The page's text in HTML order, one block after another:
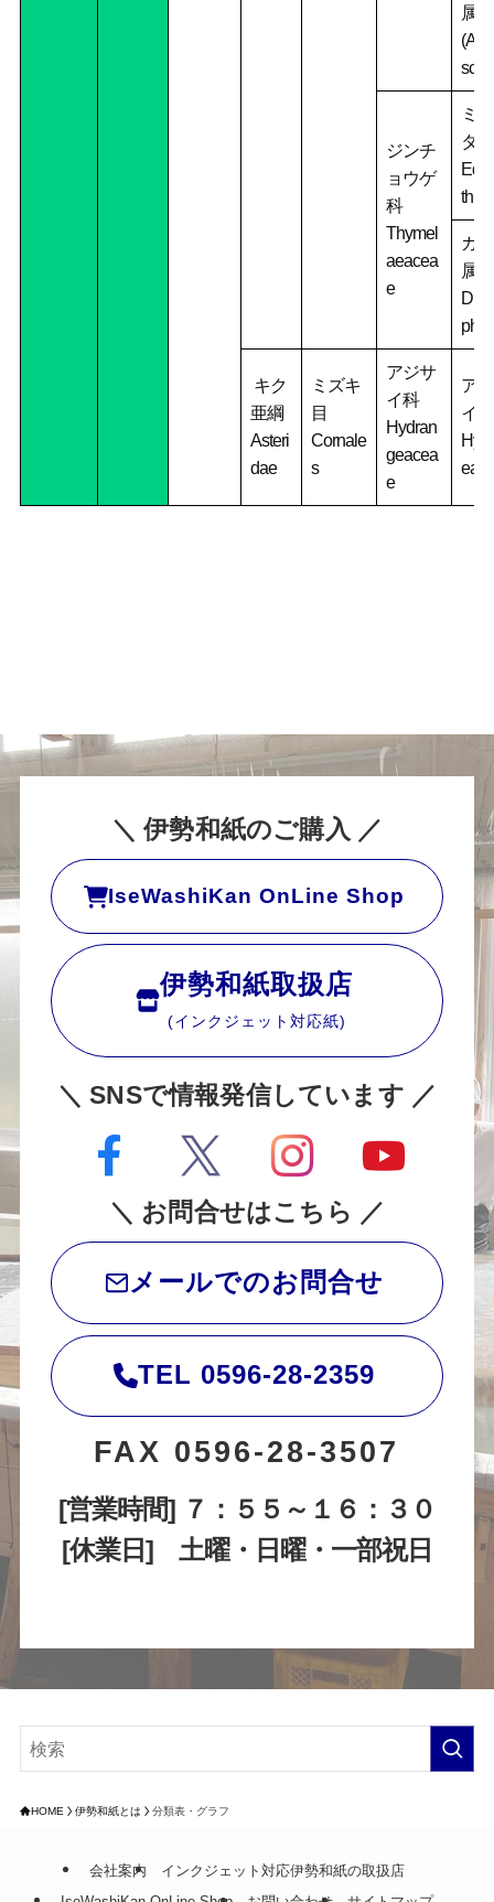
属)
ジンチ
ョウゲ
科
Thymel
aeacea
e
ミ
タ属
thia
ガ
属
pha
キク
亜綱
Asteri
dae
ミズキ
目
Cornale
s
アジサ
イ科
Hydran
geacea
e
ア
イ属
ea
＼ 伊勢和紙のご購入 ／
IseWashiKan OnLine Shop
伊勢和紙取扱店
(インクジェット対応紙)
＼ SNSで情報発信しています ／
＼ お問合せはこちら ／
メールでのお問合せ
TEL 0596-28-2359
FAX 0596-28-3507
[営業時間] ７：５５～１６：３０
[休業日]
土曜・日曜・一部祝日
HOME 伊勢和紙とは 分類表・グラフ
会社案内
インクジェット対応伊勢和紙の取扱店